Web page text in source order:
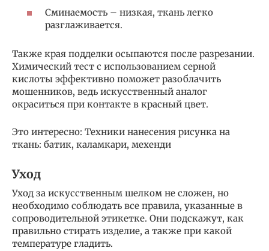
Сминаемость – низкая, ткань легко
разглаживается.
Также края подделки осыпаются после разрезании.
Химический тест с использованием серной
кислоты эффективно поможет разоблачить
мошенников, ведь искусственный аналог
окраситься при контакте в красный цвет.
Это интересно: Техники нанесения рисунка на
ткань: батик, каламкари, мехенди
Уход
Уход за искусственным шелком не сложен, но
необходимо соблюдать все правила, указанные в
сопроводительной этикетке. Они подскажут, как
правильно стирать изделие, а также при какой
температуре гладить.